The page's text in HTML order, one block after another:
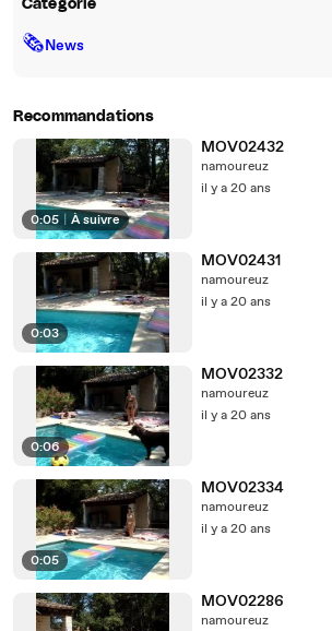
Catégorie
🗞News
Recommandations
0:05 À suivre
MOV02432
namoureuz
il y a 20 ans
0:03
MOV02431
namoureuz
il y a 20 ans
0:06
MOV02332
namoureuz
il y a 20 ans
0:05
MOV02334
namoureuz
il y a 20 ans
MOV02286
namoureuz